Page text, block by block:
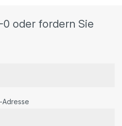
0 oder fordern Sie
Adresse